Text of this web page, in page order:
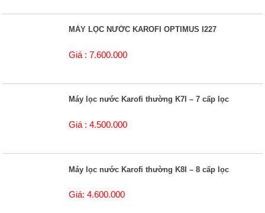
MÁY LỌC NƯỚC KAROFI OPTIMUS I227
Giá : 7.600.000
Máy lọc nước Karofi thường K7I – 7 cấp lọc
Giá : 4.500.000
Máy lọc nước Karofi thường K8I – 8 cấp lọc
Giá: 4.600.000